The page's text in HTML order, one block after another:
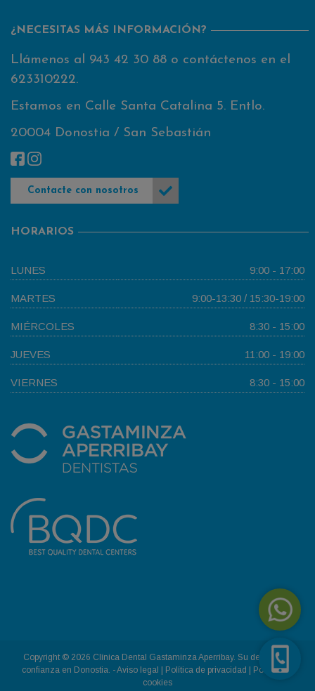
¿NECESITAS MÁS INFORMACIÓN?
Llámenos al 943 42 30 88 o contáctenos en el
623310222.
Estamos en Calle Santa Catalina 5. Entlo.
20004 Donostia / San Sebastián
Contacte con nosotros
HORARIOS
LUNES 9:00 - 17:00
MARTES 9:00-13:30 / 15:30-19:00
MIÉRCOLES 8:30 - 15:00
JUEVES 11:00 - 19:00
VIERNES 8:30 - 15:00
Copyright © 2026 Clínica Dental Gastaminza Aperribay. Su dentista de
confianza en Donostia. -Aviso legal | Política de privacidad | Política de
cookies